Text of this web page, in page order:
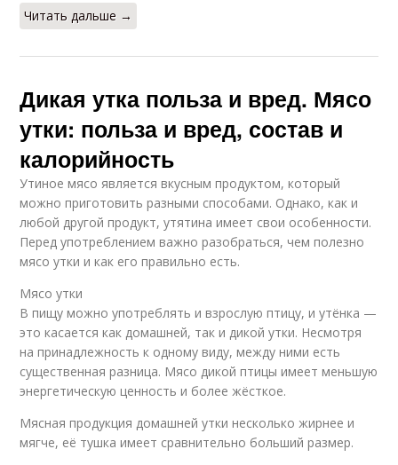
Читать дальше →
Дикая утка польза и вред. Мясо
утки: польза и вред, состав и
калорийность
Утиное мясо является вкусным продуктом, который
можно приготовить разными способами. Однако, как и
любой другой продукт, утятина имеет свои особенности.
Перед употреблением важно разобраться, чем полезно
мясо утки и как его правильно есть.
Мясо утки
В пищу можно употреблять и взрослую птицу, и утёнка —
это касается как домашней, так и дикой утки. Несмотря
на принадлежность к одному виду, между ними есть
существенная разница. Мясо дикой птицы имеет меньшую
энергетическую ценность и более жёсткое.
Мясная продукция домашней утки несколько жирнее и
мягче, её тушка имеет сравнительно больший размер.